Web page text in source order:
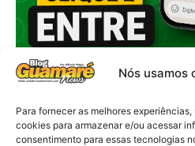
Nós usamos
Para fornecer as melhores
cookies para armazenar e/ou acessar
consentimento para essas tecnologias